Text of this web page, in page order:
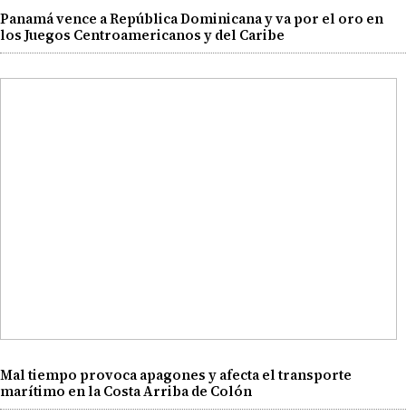
Panamá vence a República Dominicana y va por el oro en
los Juegos Centroamericanos y del Caribe
Mal tiempo provoca apagones y afecta el transporte
marítimo en la Costa Arriba de Colón